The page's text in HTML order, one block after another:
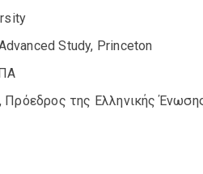
Study, Princeton
Πρόεδρος της Ελληνικής